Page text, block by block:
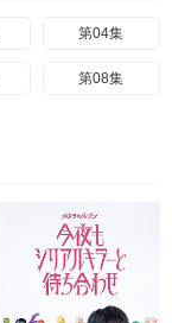
第04集
第08集